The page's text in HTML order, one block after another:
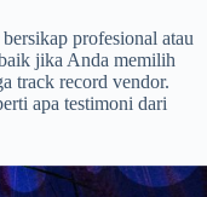
profesional atau
jika Anda memilih
track record vendor.
apa testimoni dari